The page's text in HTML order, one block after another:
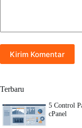
Kirim Komentar
Terbaru
5 Control
cPanel